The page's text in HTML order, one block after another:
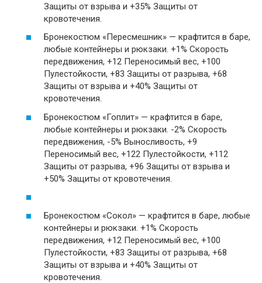
Защиты от взрыва и +35% Защиты от
кровотечения.
Бронекостюм «Пересмешник» — крафтится в баре,
любые контейнеры и рюкзаки. +1% Скорость
передвижения, +12 Переносимый вес, +100
Пулестойкости, +83 Защиты от разрыва, +68
Защиты от взрыва и +40% Защиты от
кровотечения.
Бронекостюм «Гоплит» — крафтится в баре,
любые контейнеры и рюкзаки. -2% Скорость
передвижения, -5% Выносливость, +9
Переносимый вес, +122 Пулестойкости, +112
Защиты от разрыва, +96 Защиты от взрыва и
+50% Защиты от кровотечения.
Бронекостюм «Сокол» — крафтится в баре, любые
контейнеры и рюкзаки. +1% Скорость
передвижения, +12 Переносимый вес, +100
Пулестойкости, +83 Защиты от разрыва, +68
Защиты от взрыва и +40% Защиты от
кровотечения.